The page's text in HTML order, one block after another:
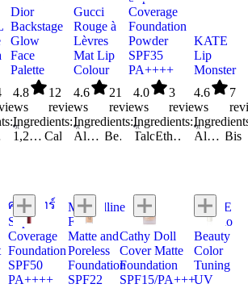
Apium Graveolens Extract Butylene Glycol Butylene Glycol Dicaprylate/Dicaprate Ci 7749 CI 77491 CI 77492 CI 77891 CI 77947
Ci 15850 (red 6) Ci 15985 (yellow 6 Lake) Ci 19140 (yellow 5 Lake) Ci 42090 (blue 1 Lake) Ci 73360 (red 30 Lake) Ci 75470 (carmine) Ci 77163 (bismuth Oxychloride) CI 77491
Dior
Backstage
Glow
Face
Palette
4.8
12
reviews
Ingredients:
1,2-Hexanediol
Calcium Aluminum Borosilicate Caprylyl Glycol Cetearyl Alcohol Cetearyl Ethylhexanoate Chondrus Crispus Extract CI 15850
Gucci
Rouge à
Lèvres
Mat Lip
Colour
4.6
21
reviews
Ingredients:
Alpha-Isomethyl Ionone
Benzyl Salicylate Bis-PEG-12 Dimethicone Beeswax Calcium Aluminum Borosilicate Caprylic/Capric Triglyceride
Coverage
Foundation
Powder
SPF35
PA++++
4.0
3
reviews
Ingredients:
Talc
Ethylhexyl Methoxycinnamate Silica Shorea Robusta Seed Butter
KATE
Lip
Monster
4.6
7
Aluminum Hydroxide
ศรีจันทร์
Super
Coverage
Foundation
SPF50
PA++++
Maybelline
Fit Me
Matte and
Poreless
Foundation
SPF22
Cathy Doll
Cover Matte
Foundation
SPF15/PA+++
ALLIE
Chrono
Beauty
Color
Tuning
UV